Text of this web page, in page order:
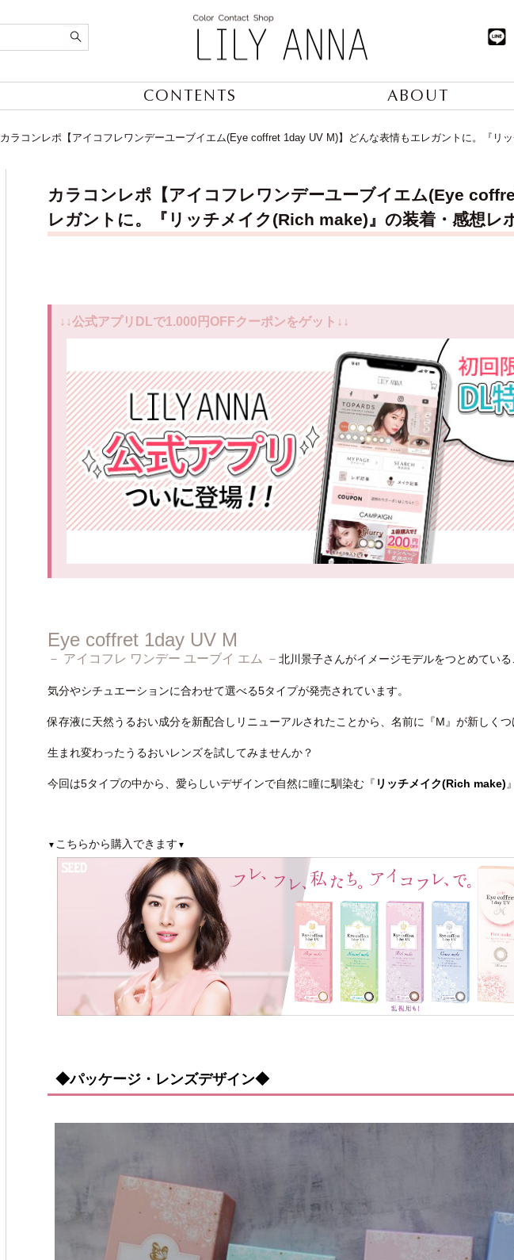
CONTENTS ABOUT
カラコンレポ【アイコフレワンデーユーブイエム(Eye coffret 1day UV M)】どんな表情もエレガントに。『リ
カラコンレポ【アイコフレワンデーユーブイエム(Eye
レガントに。『リッチメイク(Rich make)』の装着・感想レ
↓↓公式アプリDLで1.000円OFFクーポンをゲット↓↓
Eye coffret 1day UV M
－ アイコフレ ワンデー ユーブイ エム － 北川景子さんがイメージモデルをつとめてい
気分やシチュエーションに合わせて選べる5タイプが発売されています。
保存液に天然うるおい成分を新配合しリニューアルされたことから、名前に『M』が新しくつ
生まれ変わったうるおいレンズを試してみませんか？
今回は5タイプの中から、愛らしいデザインで自然に瞳に馴染む『 リッチメイク(Rich make)
▼ こちらから購入できます ▼
◆パッケージ・レンズデザイン◆